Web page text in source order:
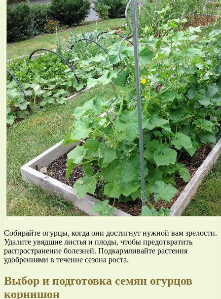
Собирайте огурцы, когда они достигнут нужной вам зрелости.
Удалите увядшие листья и плоды, чтобы предотвратить
распространение болезней. Подкармливайте растения
удобрениями в течение сезона роста.
Выбор и подготовка семян огурцов
корнишон